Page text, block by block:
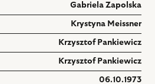
Gabriela Zapolska
Krystyna Meissner
Krzysztof Pankiewicz
Krzysztof Pankiewicz
06.10.1973